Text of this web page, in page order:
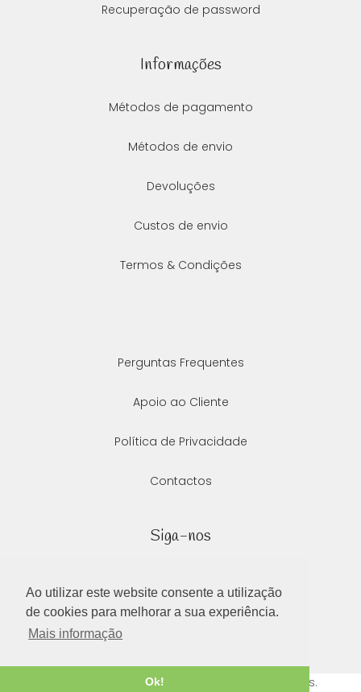
Ao utilizar este website consente a utilização
de cookies para melhorar a sua experiência.
Mais informação
Ok!
Recuperação de password
Informações
Métodos de pagamento
Métodos de envio
Devoluções
Custos de envio
Termos & Condições
Perguntas Frequentes
Apoio ao Cliente
Política de Privacidade
Contactos
Siga-nos
, todos os direitos reservados.